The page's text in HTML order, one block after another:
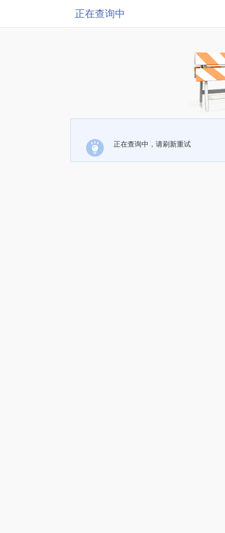
正在查询中
正在查询中，请刷新重试